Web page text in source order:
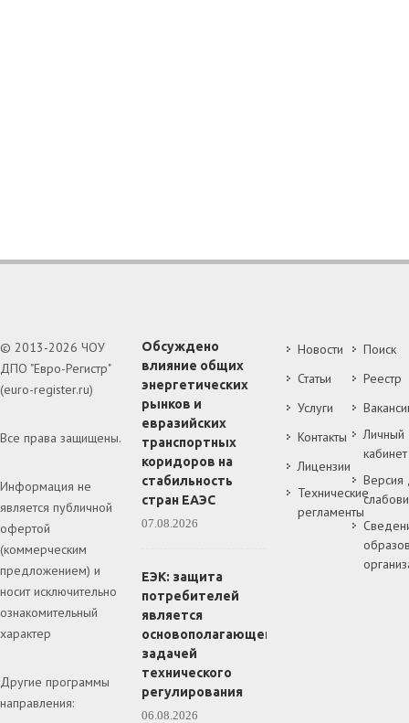
© 2013-2026 ЧОУ
ДПО "Евро-Регистр"
(euro-register.ru)
Все права защищены.
Информация не
является публичной
офертой
(коммерческим
предложением) и
носит исключительно
ознакомительный
характер
Другие программы
направления:
Обсуждено
влияние общих
энергетических
рынков и
евразийских
транспортных
коридоров на
стабильность
стран ЕАЭС
07.08.2026
ЕЭК: защита
потребителей
является
основополагающей
задачей
технического
регулирования
06.08.2026
Новости
Статьи
Услуги
Контакты
Лицензии
Технические
регламенты
Поиск
Реестр
Личный
кабинет
Версия